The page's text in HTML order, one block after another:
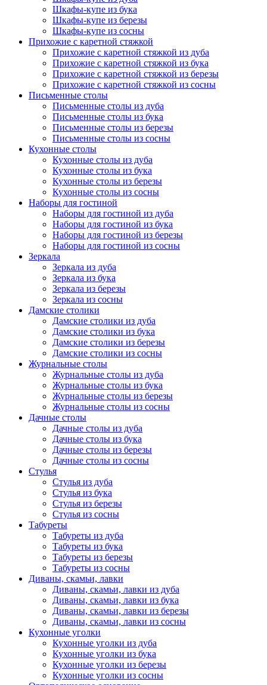
Шкафы-купе из бука
Шкафы-купе из березы
Шкафы-купе из сосны
Прихожие с каретной стяжкой
Прихожие с каретной стяжкой из дуба
Прихожие с каретной стяжкой из бука
Прихожие с каретной стяжкой из березы
Прихожие с каретной стяжкой из сосны
Письменные столы
Письменные столы из дуба
Письменные столы из бука
Письменные столы из березы
Письменные столы из сосны
Кухонные столы
Кухонные столы из дуба
Кухонные столы из бука
Кухонные столы из березы
Кухонные столы из сосны
Наборы для гостиной
Наборы для гостиной из дуба
Наборы для гостиной из бука
Наборы для гостиной из березы
Наборы для гостиной из сосны
Зеркала
Зеркала из дуба
Зеркала из бука
Зеркала из березы
Зеркала из сосны
Дамские столики
Дамские столики из дуба
Дамские столики из бука
Дамские столики из березы
Дамские столики из сосны
Журнальные столы
Журнальные столы из дуба
Журнальные столы из бука
Журнальные столы из березы
Журнальные столы из сосны
Дачные столы
Дачные столы из дуба
Дачные столы из бука
Дачные столы из березы
Дачные столы из сосны
Стулья
Стулья из дуба
Стулья из бука
Стулья из березы
Стулья из сосны
Табуреты
Табуреты из дуба
Табуреты из бука
Табуреты из березы
Табуреты из сосны
Диваны, скамьи, лавки
Диваны, скамьи, лавки из дуба
Диваны, скамьи, лавки из бука
Диваны, скамьи, лавки из березы
Диваны, скамьи, лавки из сосны
Кухонные уголки
Кухонные уголки из дуба
Кухонные уголки из бука
Кухонные уголки из березы
Кухонные уголки из сосны